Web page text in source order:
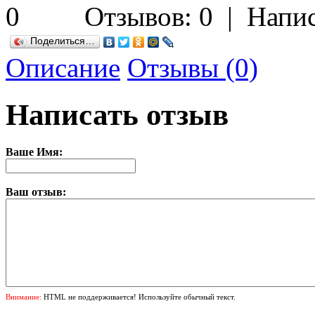
Отзывов: 0 |
Поделиться…
Описание Отзывы (0)
Написать отзыв
Ваше Имя:
Ваш отзыв:
Внимание: HTML не поддерживается! Используйте обычный текст.